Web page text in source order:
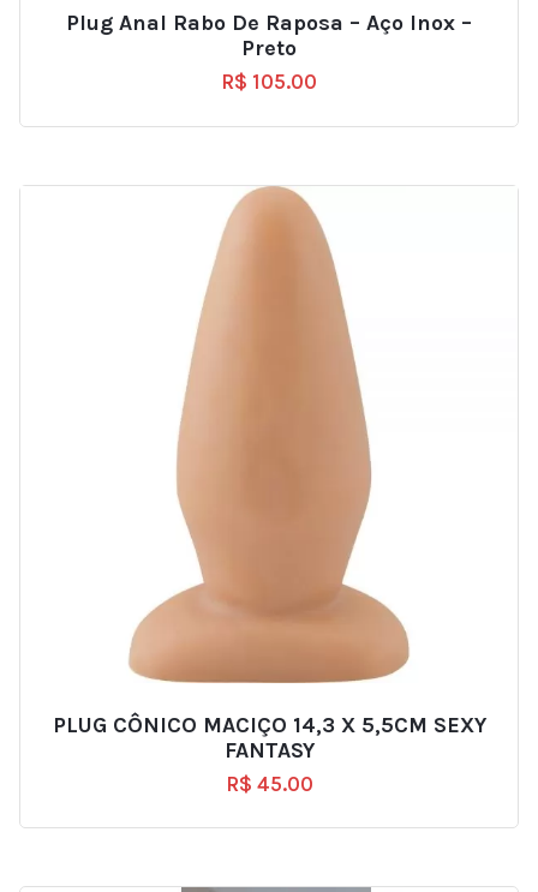
Plug Anal Rabo De Raposa – Aço Inox –
Preto
R$ 105.00
PLUG CÔNICO MACIÇO 14,3 X 5,5CM SEXY
FANTASY
R$ 45.00